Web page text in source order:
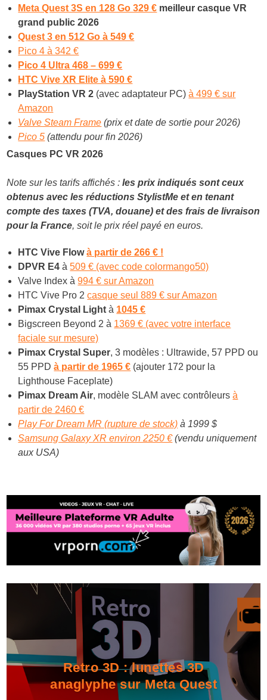
Meta Quest 3S en 128 Go 329 € meilleur casque VR
grand public 2026
Quest 3 en 512 Go à 549 €
Pico 4 à 342 €
Pico 4 Ultra 468 – 699 €
HTC Vive XR Elite à 590 €
PlayStation VR 2 (avec adaptateur PC)à 499 € sur
Amazon
Valve Steam Frame (prix et date de sortie pour 2026)
Pico 5 (attendu pour fin 2026)
Casques PC VR 2026
Note sur les tarifs affichés :les prix indiqués sont ceux
obtenus avec les réductions StylistMe et en tenant
compte des taxes (TVA, douane) et des frais de livraison
pour la France, soit le prix réel payé en euros.
HTC Vive Flow à partir de 266 € !
DPVR E4 à509 € (avec code colormango50)
Valve Index à994 € sur Amazon
HTC Vive Pro 2casque seul 889 € sur Amazon
Pimax Crystal Light à 1045 €
Bigscreen Beyond 2 à 1369 € (avec votre interface
faciale sur mesure)
Pimax Crystal Super, 3 modèles : Ultrawide, 57 PPD ou
55 PPDà partir de 1965 € (ajouter 172 pour la
Lighthouse Faceplate)
Pimax Dream Air, modèle SLAM avec contrôleursà
partir de 2460 €
Play For Dream MR (rupture de stock) à 1999 $
Samsung Galaxy XR environ 2250 €(vendu uniquement
aux USA)
Retro 3D : lunettes 3D
anaglyphe sur Meta Quest